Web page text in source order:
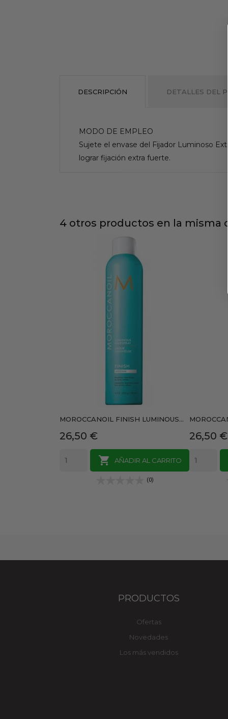
DESCRIPCIÓN DETALLES DEL
MODO DE EMPLEO
Sujete el envase del Fijador Luminoso
lograr fijación extra fuerte.
4 otros productos en la misma
MOROCCANOIL FINISH LUMINOUS...
Precio
26,50 €

AÑADIR AL CARRITO
(0)
Precio
26,50 €
PRODUCTOS
Ofertas
Novedades
Los más vendidos